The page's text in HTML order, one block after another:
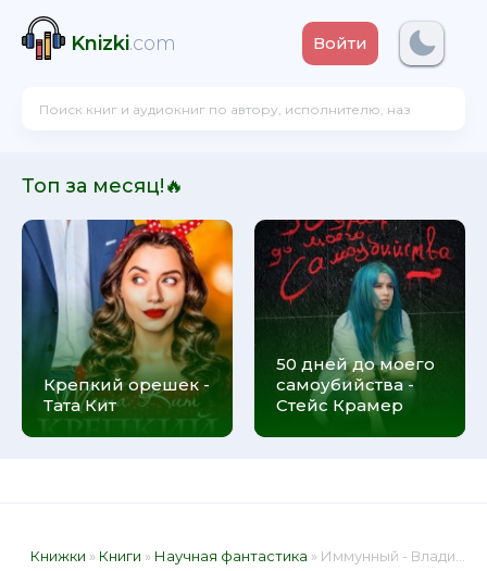
Knizki.com Войти
Топ за месяц!🔥
Крепкий орешек -
Тата Кит
50 дней до моего
самоубийства -
Стейс Крамер
Книжки » Книги » Научная фантастика » Иммунный - Владимир Анатольевич Тимофеев 📕 - Книга онлайн бесплатно